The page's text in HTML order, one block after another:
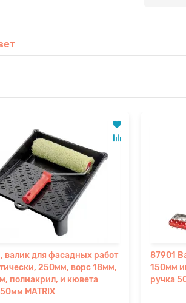
валик для фасадных работ
250мм, ворс 18мм,
полиакрил, и кювета
MATRIX
87901
150мм
ручка